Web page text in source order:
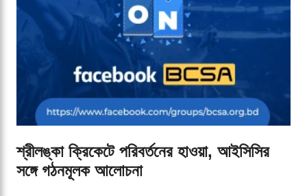
শ্রীলঙ্কা ক্রিকেটে পরিবর্তনের হাওয়া, আইসিসির
সঙ্গে গঠনমূলক আলোচনা